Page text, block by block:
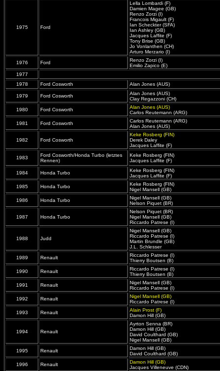
1975 Ford
Lella Lombardi (F)
Damien Magee (GB)
Renzo Zorzi (I)
Francois Migault (F)
Ian Scheckter (SFA)
Ian Ashley (GB)
Jacques Laffite (F)
Tony Brise (GB)
Jo Vonlanthen (CH)
Arturo Merzario (I)
1976
Ford
Renzo Zorzi (I)
Emilio Zapico (E)
1977
1978
Ford Cosworth Alan Jones (AUS)
1979 Ford Cosworth
Alan Jones (AUS)
Clay Regazzoni (CH)
1980
Ford Cosworth
Alan Jones (AUS)
Carlos Reutemann (ARG)
1981
Ford Cosworth
Carlos Reutemann (ARG)
Alan Jones (AUS)
1982 Ford Cosworth
Keke Rosberg (FIN)
Derek Daley
Jacques Laffite (F)
1983
Ford Cosworth/Honda Turbo (letztes
Rennen)
Keke Rosberg (FIN)
Jacques Laffite (F)
1984 Honda Turbo
Keke Rosberg (FIN)
Jacques Laffite (F)
1985
Honda Turbo
Keke Rosberg (FIN)
Nigel Mansell (GB)
1986
Honda Turbo
Nigel Mansell (GB)
Nelson Piquet (BR)
1987 Honda Turbo
Nelson Piquet (BR)
Nigel Mansell (GB)
Riccardo Patrese (I)
1988 Judd
Nigel Mansell (GB)
Riccardo Patrese (I)
Martin Brundle (GB)
J.L. Schlesser
1989
Renault
Riccardo Patrese (I)
Thierry Boutsen (B)
1990
Renault
Riccardo Patrese (I)
Thierry Boutsen (B)
1991
Renault
Nigel Mansell (GB)
Riccardo Patrese (I)
1992
Renault
Nigel Mansell (GB)
Riccardo Patrese (I)
1993
Renault
Alain Prost (F)
Damon Hill (GB)
1994 Renault
Ayrton Senna (BR)
Damon Hill (GB)
David Coulthard (GB)
Nigel Mansell (GB)
1995
Renault
Damon Hill (GB)
David Coulthard (GB)
1996
Renault
Damon Hill (GB)
Jacques Villeneuve (CDN)